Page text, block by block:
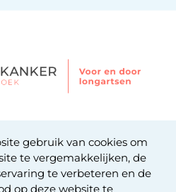
statement
statement
gebruik van cookies om
te vergemakkelijken, de
te verbeteren en de
op deze website te